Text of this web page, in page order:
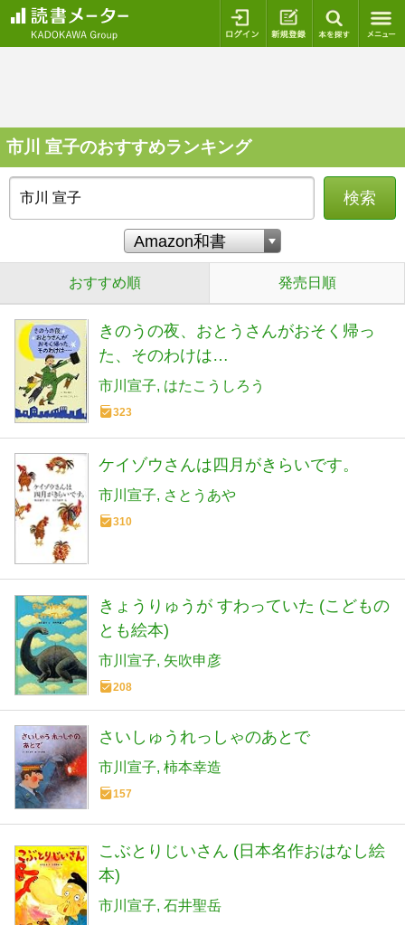
ログイン 新規登録
市川 宣子のおすすめランキング
検索
おすすめ順 発売日順
きのうの夜、おとうさんがおそく帰っ
た、そのわけは…
市川宣子 はたこうしろう
323
ケイゾウさんは四月がきらいです。
市川宣子 さとうあや
310
きょうりゅうが すわっていた (こどもの
とも絵本)
市川宣子 矢吹申彦
208
さいしゅうれっしゃのあとで
市川宣子 柿本幸造
157
こぶとりじいさん (日本名作おはなし絵
本)
市川宣子 石井聖岳